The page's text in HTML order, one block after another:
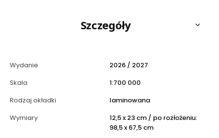
Szczegóły
Wydanie
2026 / 2027
Skala
1:700 000
Rodzaj okładki
laminowana
Wymiary
12,5 x 23 cm / po rozłożeniu:
98,5 x 67,5 cm